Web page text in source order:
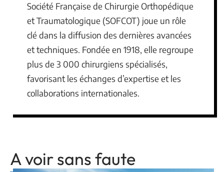
Société Française de Chirurgie Orthopédique
et Traumatologique (SOFCOT) joue un rôle
clé dans la diffusion des dernières avancées
et techniques. Fondée en 1918, elle regroupe
plus de 3 000 chirurgiens spécialisés,
favorisant les échanges d’expertise et les
collaborations internationales.
A voir sans faute